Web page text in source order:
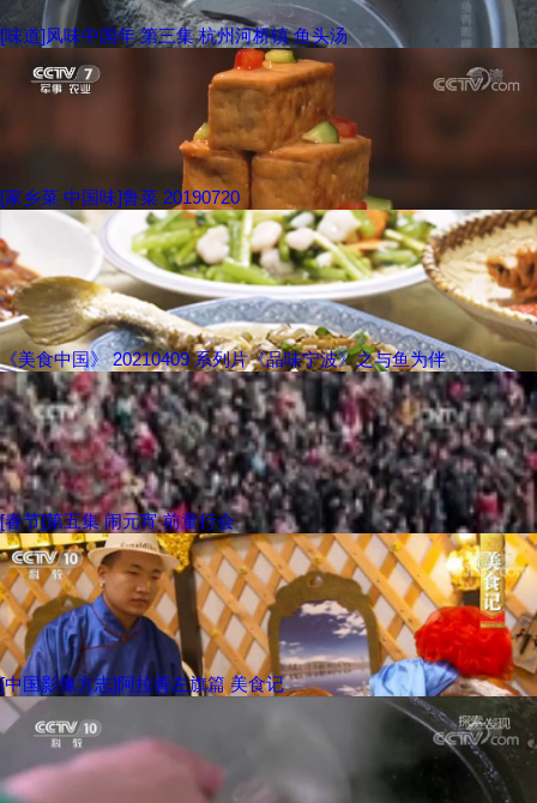
[味道]风味中国年 第三集 杭州河桥镇 鱼头汤
[家乡菜 中国味]鲁菜 20190720
《美食中国》 20210409 系列片《品味宁波》之与鱼为伴
[春节]第五集 闹元宵 前童行会
[中国影像方志]阿拉善左旗篇 美食记